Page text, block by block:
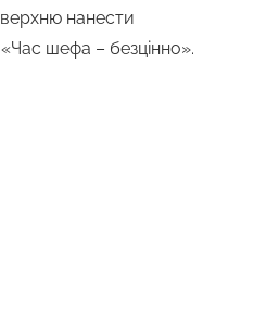
нанести
шефа – безцінно».